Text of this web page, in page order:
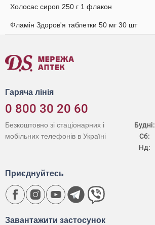
Холосас сироп 250 г 1 флакон
Фламін Здоров'я таблетки 50 мг 30 шт
Гаряча лінія
0 800 30 20 60
Будні:
Сб:
Нд:
Безкоштовно зі стаціонарних і
мобільних телефонів в Україні
Завантажити застосунок
Приєднуйтесь